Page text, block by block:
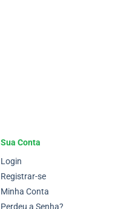
Sua Conta
Login
Registrar-se
Minha Conta